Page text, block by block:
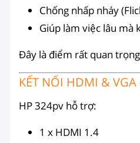
Chống nhấp nháy
Giúp làm việc lâu mà
Đây là điểm rất quan
KẾT NỐI HDMI &
HP 324pv hỗ trợ:
1 x HDMI 1.4